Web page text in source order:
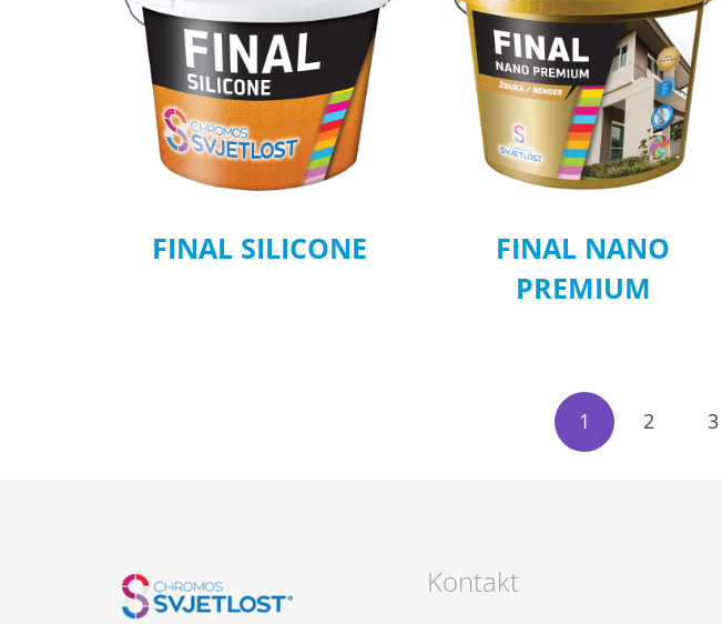
FINAL SILICONE
FINAL NANO
PREMIUM
1 2 3
Kontakt